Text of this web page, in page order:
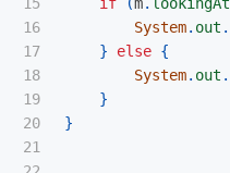
16
17
18
19
20
21
System. out .
}
else {
System. out .
}
}